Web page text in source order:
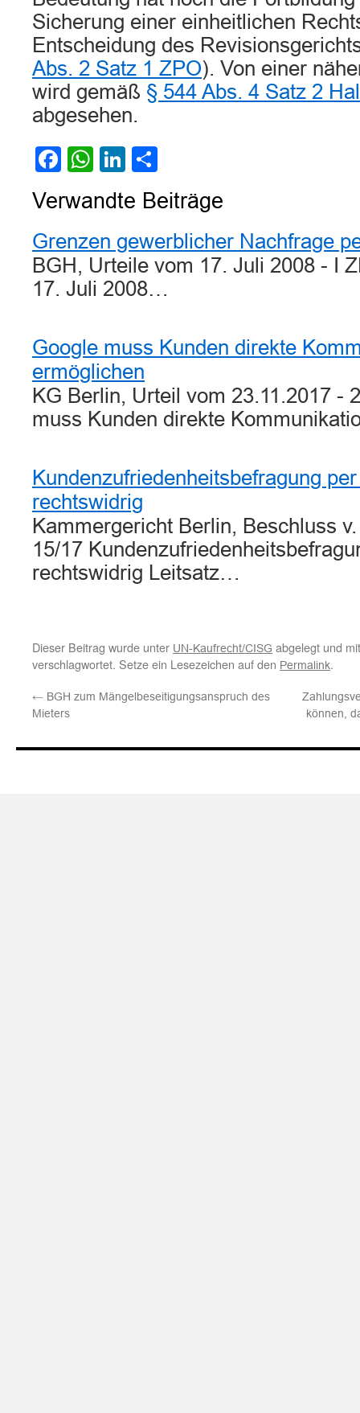
Sicherung einer einheitlichen
Entscheidung des
Abs. 2 Satz 1 ZPO). Von einer
wird gemäß § 544 Abs. 4 Satz 2
abgesehen.
Facebook
WhatsApp
LinkedIn
Verwandte Beiträge
Grenzen gewerblicher Nachfrage
BGH, Urteile vom 17. Juli 2008 - I
17. Juli 2008…
Google muss Kunden direkte
ermöglichen
KG Berlin, Urteil vom 23.11.2017 -
muss Kunden direkte
Kundenzufriedenheitsbefragung
rechtswidrig
Kammergericht Berlin, Beschluss
15/17
rechtswidrig Leitsatz…
Dieser Beitrag wurde unter UN-Kaufrecht/CISG abgelegt und
verschlagwortet. Setze ein Lesezeichen auf den Permalink.
← BGH zum Mängelbeseitigungsanspruch des
Mieters
können,